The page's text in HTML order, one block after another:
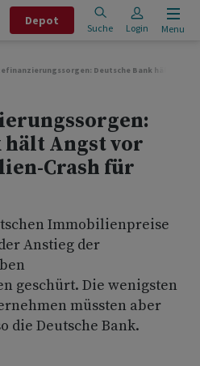
Depot
Suche Login Menu
Deutsche Bank hält Angst
hält Angst vor
Crash für
Immobilienpreise
Anstieg der
geschürt. Die wenigsten
müssten aber
die Deutsche Bank.